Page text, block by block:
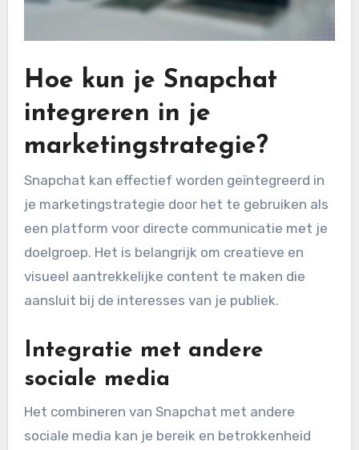
Hoe kun je Snapchat
integreren in je
marketingstrategie?
Snapchat kan effectief worden geïntegreerd in
je marketingstrategie door het te gebruiken als
een platform voor directe communicatie met je
doelgroep. Het is belangrijk om creatieve en
visueel aantrekkelijke content te maken die
aansluit bij de interesses van je publiek.
Integratie met andere
sociale media
Het combineren van Snapchat met andere
sociale media kan je bereik en betrokkenheid